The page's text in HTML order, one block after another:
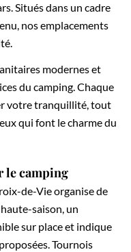
Situés dans un cadre
nos emplacements
modernes et
du camping. Chaque
votre tranquillité, tout
qui font le charme du
le camping
de-Vie organise de
saison, un
sur place et indique
Tournois